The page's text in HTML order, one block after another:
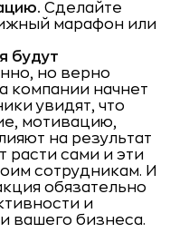
Сделайте
марафон или
будут
но верно
компании начнет
увидят, что
мотивацию,
на результат
расти сами и эти
сотрудникам. И
обязательно
и
вашего бизнеса.